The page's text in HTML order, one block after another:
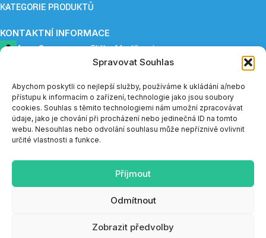
Spravovat Souhlas
Abychom poskytli co nejlepší služby, používáme k ukládání a/nebo
přístupu k informacím o zařízení, technologie jako jsou soubory
cookies. Souhlas s těmito technologiemi nám umožní zpracovávat
údaje, jako je chování při procházení nebo jedinečná ID na tomto
webu. Nesouhlas nebo odvolání souhlasu může nepříznivě ovlivnit
určité vlastnosti a funkce.
Příjmout
Odmítnout
Zobrazit předvolby
KATEGORIE PRODUKTŮ
KONTAKTNÍ INFORMACE
ApnoCare s. r. o.,Eliška Maršíková
Provozovna: Záboří 84, 277 41 Kly
eshop@apnoe-spanek.cz
IČO: 23362812
DIČ: CZ23362812
Telefonická podpora e-shopu je v měsíci červenci a sprnu
dostupná vždy do 14:00.
Web navrhl a vytvořilTomáš Valach